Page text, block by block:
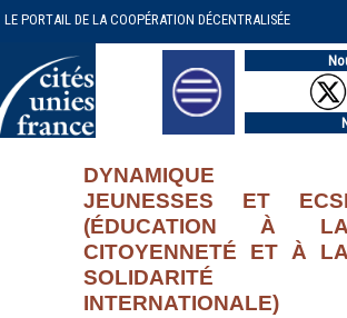
LE PORTAIL DE LA COOPÉRATION DÉCENTRALISÉE
DYNAMIQUE
JEUNESSES ET ECSI
(ÉDUCATION À LA
CITOYENNETÉ ET À LA
SOLIDARITÉ
INTERNATIONALE)